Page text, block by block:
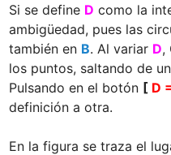
Si se define D como la
ambigüedad, pues las
también en B. Al variar D,
los puntos, saltando de
Pulsando en el botón [ D
definición a otra.
En la figura se traza el